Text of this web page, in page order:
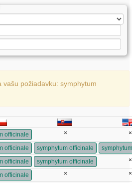
vašu požiadavku: symphytum
officinale ×
×
officinale symphytum officinale
officinale symphytum officinale
×
officinale ×
×